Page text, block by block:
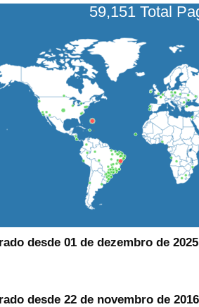
59,151 Total
desde 01 de dezembro de
desde 22 de novembro de